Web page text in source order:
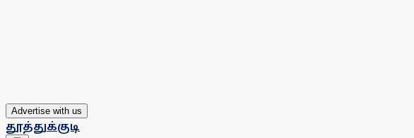
Advertise with us
தூத்துக்குடி